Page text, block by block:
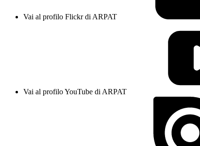
Vai al profilo Flickr di ARPAT
Vai al profilo YouTube di ARPAT